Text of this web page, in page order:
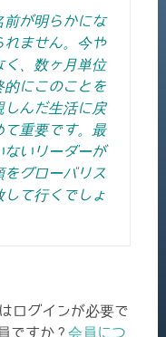
前が明らかにな
れません。今や
く、数ヶ月単位
的にこのことを
しんだ生活に戻
て重要です。最
ないリーダーが
をグローバリス
して行くでしょ
ログインが必要で
ですか ? 会員につ